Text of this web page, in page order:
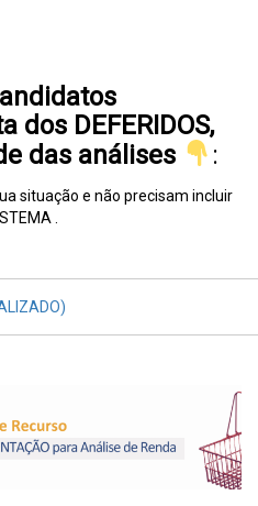
dos DEFERIDOS,
das análises
:
situação e não precisam incluir
.